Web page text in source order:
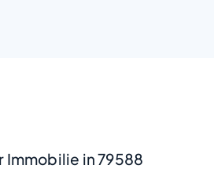
Immobilie in 79588